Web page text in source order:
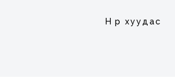
Нүүр хуудас